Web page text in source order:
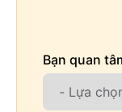
Bạn quan